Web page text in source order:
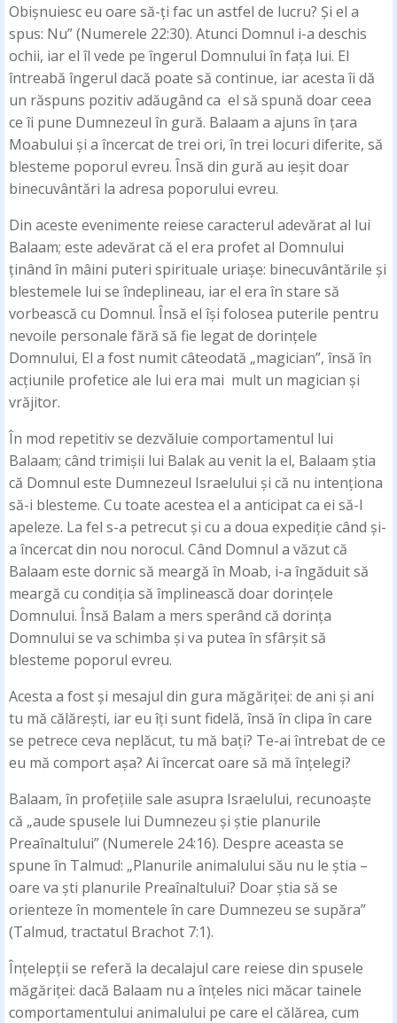
Obișnuiesc eu oare să-ți fac un astfel de lucru? Și el a
spus: Nu” (Numerele 22:30). Atunci Domnul i-a deschis
ochii, iar el îl vede pe îngerul Domnului în fața lui. El
întreabă îngerul dacă poate să continue, iar acesta îi dă
un răspuns pozitiv adăugând ca el să spună doar ceea
ce îi pune Dumnezeul în gură. Balaam a ajuns în țara
Moabului și a încercat de trei ori, în trei locuri diferite, să
blesteme poporul evreu. Însă din gură au ieșit doar
binecuvântări la adresa poporului evreu.
Din aceste evenimente reiese caracterul adevărat al lui
Balaam; este adevărat că el era profet al Domnului
ținând în mâini puteri spirituale uriașe: binecuvântările și
blestemele lui se îndeplineau, iar el era în stare să
vorbească cu Domnul. Însă el își folosea puterile pentru
nevoile personale fără să fie legat de dorințele
Domnului, El a fost numit câteodată „magician”, însă în
acțiunile profetice ale lui era mai mult un magician și
vrăjitor.
În mod repetitiv se dezvăluie comportamentul lui
Balaam; când trimișii lui Balak au venit la el, Balaam știa
că Domnul este Dumnezeul Israelului și că nu intenționa
să-i blesteme. Cu toate acestea el a anticipat ca ei să-l
apeleze. La fel s-a petrecut și cu a doua expediție când și-
a încercat din nou norocul. Când Domnul a văzut că
Balaam este dornic să meargă în Moab, i-a îngăduit să
meargă cu condiția să împlinească doar dorințele
Domnului. Însă Balam a mers sperând că dorința
Domnului se va schimba și va putea în sfârșit să
blesteme poporul evreu.
Acesta a fost și mesajul din gura măgăriței: de ani și ani
tu mă călărești, iar eu îți sunt fidelă, însă în clipa în care
se petrece ceva neplăcut, tu mă bați? Te-ai întrebat de ce
eu mă comport așa? Ai încercat oare să mă înțelegi?
Balaam, în profețiile sale asupra Israelului, recunoaște
că „aude spusele lui Dumnezeu și știe planurile
Preaînaltului” (Numerele 24:16). Despre aceasta se
spune în Talmud: „Planurile animalului său nu le știa –
oare va ști planurile Preaînaltului? Doar știa să se
orienteze în momentele în care Dumnezeu se supăra”
(Talmud, tractatul Brachot 7:1).
Înțelepții se referă la decalajul care reiese din spusele
măgăriței: dacă Balaam nu a înțeles nici măcar tainele
comportamentului animalului pe care el călărea, cum